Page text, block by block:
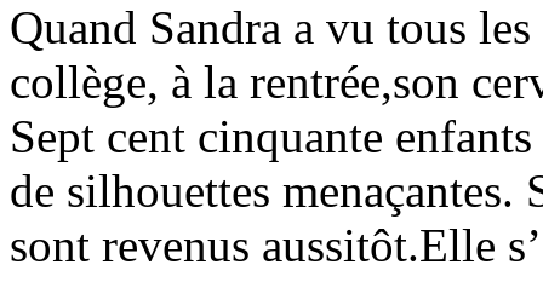
Quand Sandra a vu tous
collège, à la rentrée,son
Sept cent cinquante
de silhouettes menaçantes.
sont revenus aussitôt.Elle